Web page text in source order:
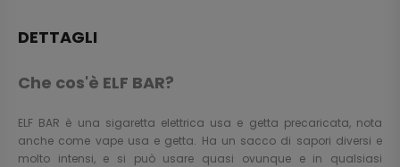
DETTAGLI
Che cos'è ELF BAR?
ELF BAR è una sigaretta elettrica usa e getta precaricata, nota
anche come vape usa e getta. Ha un sacco di sapori diversi e
molto intensi, e si può usare quasi ovunque e in qualsiasi